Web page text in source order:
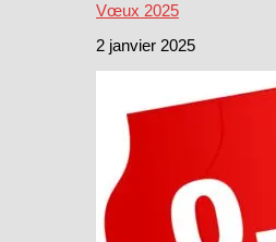
Vœux 2025
2 janvier 2025